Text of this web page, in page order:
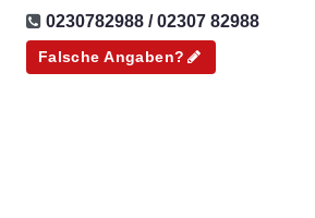
0230782988 / 02307 82988
Falsche Angaben?